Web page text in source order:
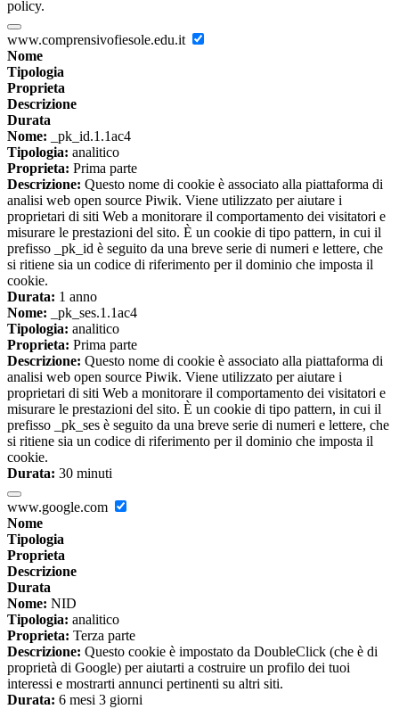
policy.
www.comprensivofiesole.edu.it
Nome
Tipologia
Proprieta
Descrizione
Durata
Nome: _pk_id.1.1ac4
Tipologia: analitico
Proprieta: Prima parte
Descrizione: Questo nome di cookie è associato alla piattaforma di
analisi web open source Piwik. Viene utilizzato per aiutare i
proprietari di siti Web a monitorare il comportamento dei visitatori e
misurare le prestazioni del sito. È un cookie di tipo pattern, in cui il
prefisso _pk_id è seguito da una breve serie di numeri e lettere, che
si ritiene sia un codice di riferimento per il dominio che imposta il
cookie.
Durata: 1 anno
Nome: _pk_ses.1.1ac4
Tipologia: analitico
Proprieta: Prima parte
Descrizione: Questo nome di cookie è associato alla piattaforma di
analisi web open source Piwik. Viene utilizzato per aiutare i
proprietari di siti Web a monitorare il comportamento dei visitatori e
misurare le prestazioni del sito. È un cookie di tipo pattern, in cui il
prefisso _pk_ses è seguito da una breve serie di numeri e lettere, che
si ritiene sia un codice di riferimento per il dominio che imposta il
cookie.
Durata: 30 minuti
www.google.com
Nome
Tipologia
Proprieta
Descrizione
Durata
Nome: NID
Tipologia: analitico
Proprieta: Terza parte
Descrizione: Questo cookie è impostato da DoubleClick (che è di
proprietà di Google) per aiutarti a costruire un profilo dei tuoi
interessi e mostrarti annunci pertinenti su altri siti.
Durata: 6 mesi 3 giorni